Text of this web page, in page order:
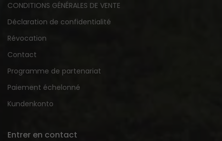
CONDITIONS GÉNÉRALES DE VENTE
Déclaration de confidentialité
Révocation
Contact
Programme de partenariat
Paiement échelonné
Kundenkonto
Entrer en contact